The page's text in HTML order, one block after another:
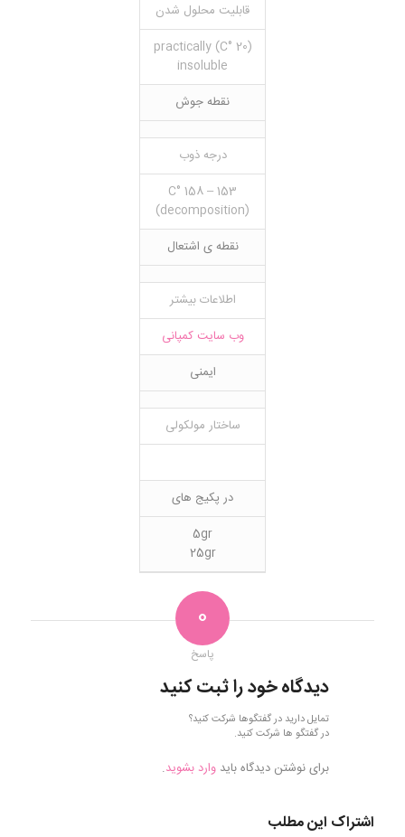
قابلیت محلول شدن
(20 °C) practically
insoluble
نقطه جوش
درجه ذوب
153 – 158 °C
(decomposition)
نقطه ی اشتعال
اطلاعات بیشتر
وب سایت کمپانی
ایمنی
ساختار مولکولی
در پکیج های
5gr
25gr
0
پاسخ
دیدگاه خود را ثبت کنید
تمایل دارید در گفتگوها شرکت کنید؟
در گفتگو ها شرکت کنید.
برای نوشتن دیدگاه باید وارد بشوید.
اشتراک این مطلب